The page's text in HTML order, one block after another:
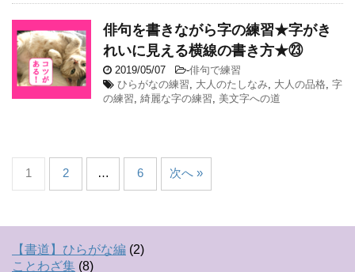
俳句を書きながら字の練習★字がき
れいに見える横線の書き方★㉓
2019/05/07 -俳句で練習
ひらがなの練習, 大人のたしなみ, 大人の品格, 字
の練習, 綺麗な字の練習, 美文字への道
1 2 … 6 次へ »
【書道】ひらがな編 (2)
ことわざ集 (8)